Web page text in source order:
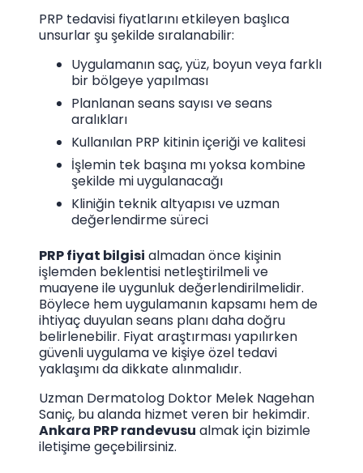
PRP tedavisi fiyatlarını etkileyen başlıca
unsurlar şu şekilde sıralanabilir:
Uygulamanın saç, yüz, boyun veya farklı
bir bölgeye yapılması
Planlanan seans sayısı ve seans
aralıkları
Kullanılan PRP kitinin içeriği ve kalitesi
İşlemin tek başına mı yoksa kombine
şekilde mi uygulanacağı
Kliniğin teknik altyapısı ve uzman
değerlendirme süreci
PRP fiyat bilgisi almadan önce kişinin
işlemden beklentisi netleştirilmeli ve
muayene ile uygunluk değerlendirilmelidir.
Böylece hem uygulamanın kapsamı hem de
ihtiyaç duyulan seans planı daha doğru
belirlenebilir. Fiyat araştırması yapılırken
güvenli uygulama ve kişiye özel tedavi
yaklaşımı da dikkate alınmalıdır.
Uzman Dermatolog Doktor Melek Nagehan
Saniç, bu alanda hizmet veren bir hekimdir.
Ankara PRP randevusu almak için bizimle
iletişime geçebilirsiniz.